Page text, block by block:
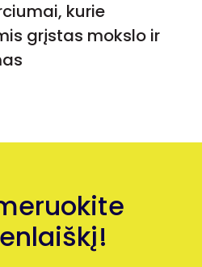
kurie
grįstas mokslo ir